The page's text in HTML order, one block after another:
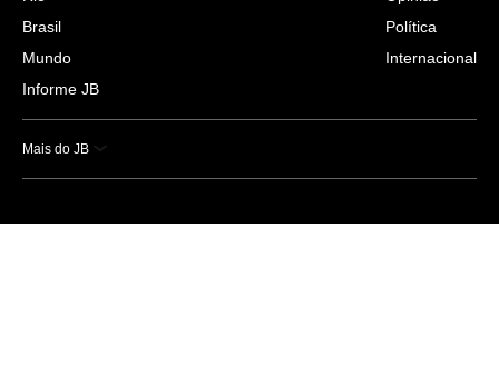
Brasil
Mundo
Informe JB
Política
Internacional
Mais do JB
Esportes